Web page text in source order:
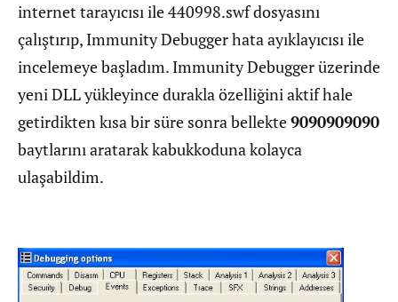
internet tarayıcısı ile 440998.swf dosyasını
çalıştırıp, Immunity Debugger hata ayıklayıcısı ile
incelemeye başladım. Immunity Debugger üzerinde
yeni DLL yükleyince durakla özelliğini aktif hale
getirdikten kısa bir süre sonra bellekte9090909090
baytlarını aratarak kabukkoduna kolayca
ulaşabildim.